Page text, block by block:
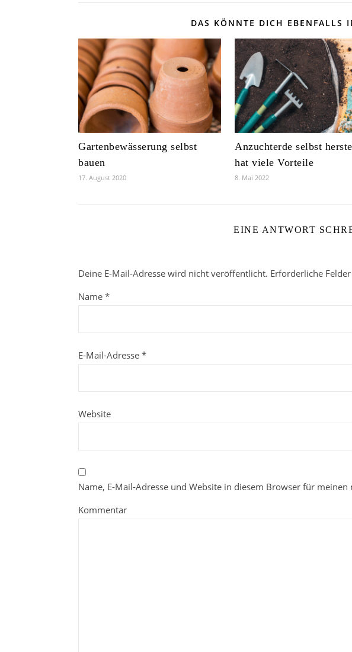
DAS KÖNNTE DICH EBENFALLS
Gartenbewässerung selbst
bauen
17. August 2020
Anzuchterde selbst
hat viele Vorteile
8. Mai 2022
EINE ANTWORT
Deine E-Mail-Adresse wird nicht veröffentlicht. Erforderliche
Name *
E-Mail-Adresse *
Website
Name, E-Mail-Adresse und Website in diesem Browser für
Kommentar